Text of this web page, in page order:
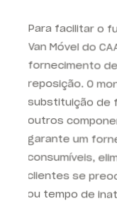
fornecimento
reposição. O
substituição de
outros
garante um
consumíveis,
clientes se
ou tempo de
disso, em caso
ou avaria do